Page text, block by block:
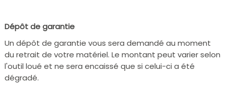
Dépôt de garantie
Un dépôt de garantie vous sera demandé au moment
du retrait de votre matériel. Le montant peut varier selon
l'outil loué et ne sera encaissé que si celui-ci a été
dégradé.